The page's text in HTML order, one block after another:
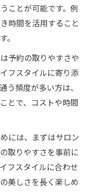
ことが可能です。例
時間を活用すること
。
予約の取りやすさや
フスタイルに寄り添
う頻度が多い方は、
とで、コストや時間
には、まずはサロン
取りやすさを事前に
フスタイルに合わせ
美しさを長く楽しめ